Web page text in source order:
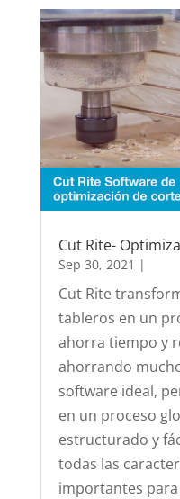
Cut Rite-
Sep 30, 2021 |
Cut Rite
tableros en un
ahorra tiempo y
ahorrando
software ideal,
en un proceso
estructurado y
todas las
importantes